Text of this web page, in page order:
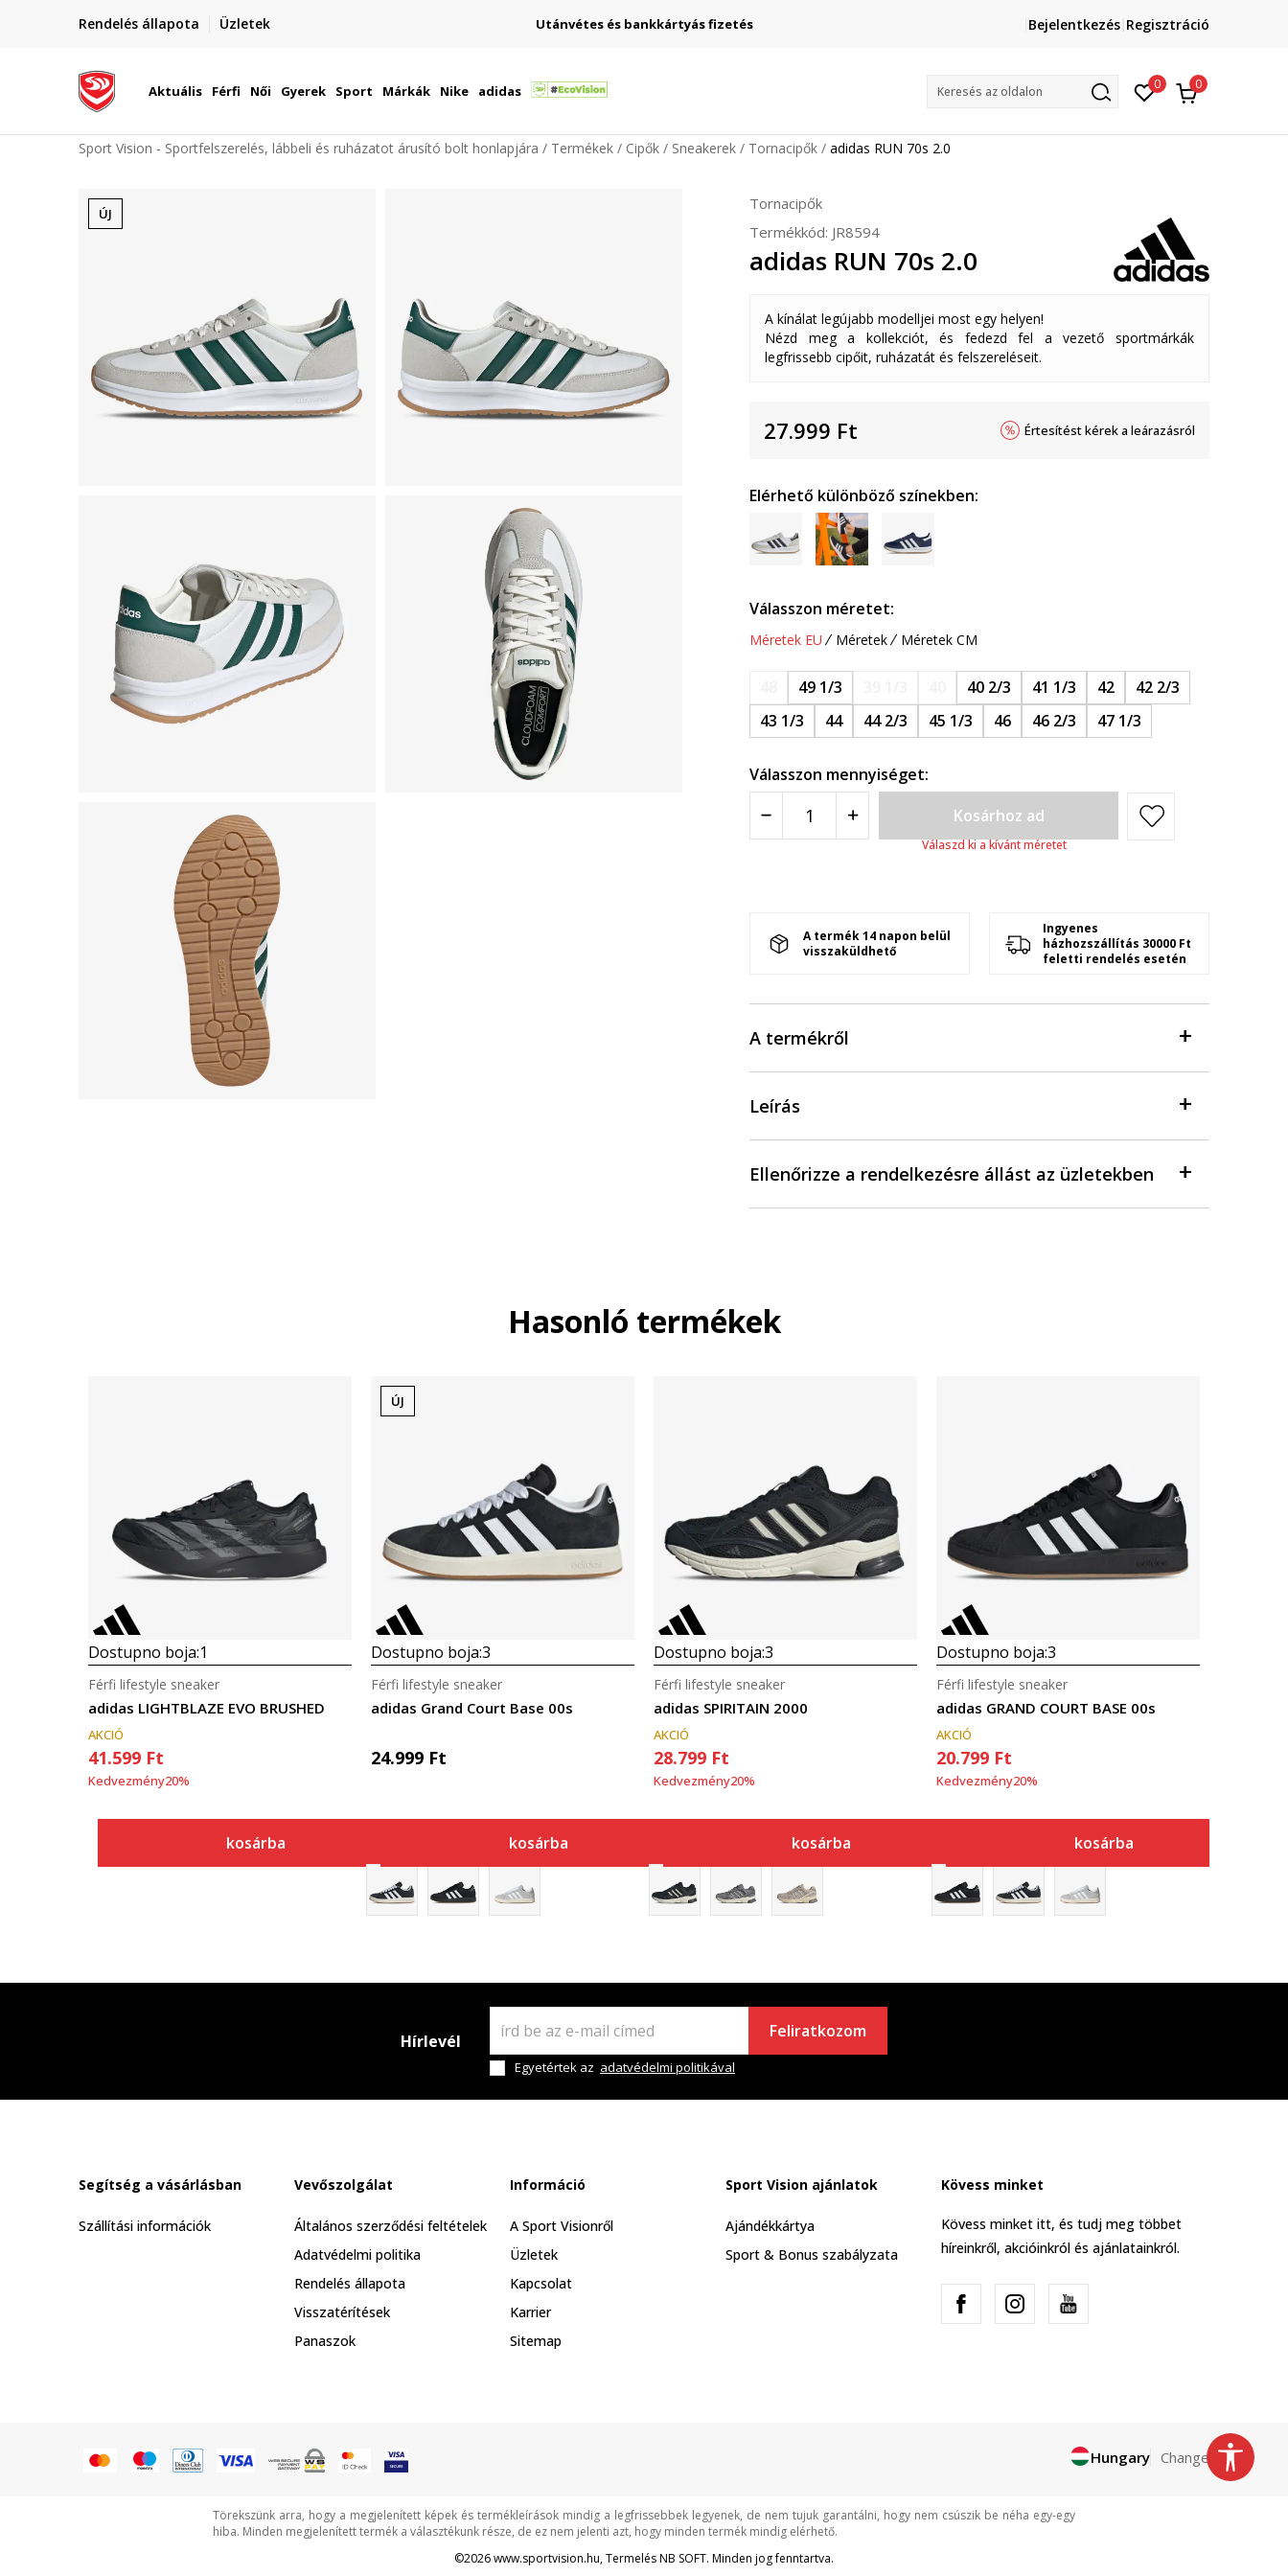
Rendelés állapota Üzletek
Szállítás Magyarország területén Utánvétes és bankkártyás fizetés
Lépj velünk kapcsolatba
online@sport-vision.huBejelentkezés Regisztráció
Aktuális Férfi Női Gyerek Sport Márkák Nike adidas Keresés az oldalon 0 0
Sport Vision - Sportfelszerelés, lábbeli és ruházatot árusító bolt honlapjára Termékek Cipők Sneakerek Tornacipők adidas RUN 70s 2.0
ÚJ
Tornacipők
Termékkód: JR8594
adidas RUN 70s 2.0
A kínálat legújabb modelljei most egy helyen!
Nézd meg a kollekciót, és fedezd fel a vezető sportmárkák
legfrissebb cipőit, ruházatát és felszereléseit.
27.999 Ft Értesítést kérek a leárazásról
Elérhető különböző színekben:
Válasszon méretet:
Méretek EU Méretek Méretek CM
49 1/3 40 2/3 41 1/3 42
42 2/3
43 1/3
44 44 2/3 45 1/3 46 46 2/3 47 1/3
Válasszon mennyiséget:
Kosárhoz ad
Válaszd ki a kívánt méretet
A termék 14 napon belül
visszaküldhető
Ingyenes
házhozszállítás 30000 Ft
feletti rendelés esetén
A termékről
Leírás
Ellenőrizze a rendelkezésre állást az üzletekben
Hasonló termékek
Dostupno boja:1
adidas LIGHTBLAZE EVO BRUSHED
Férfi lifestyle sneaker
AKCIÓ
41.599 Ft
Kedvezmény20%
kosárba
ÚJ
Dostupno boja:3
adidas Grand Court Base 00s
Férfi lifestyle sneaker
24.999 Ft
kosárba
Dostupno boja:3
adidas SPIRITAIN 2000
Férfi lifestyle sneaker
AKCIÓ
28.799 Ft
Kedvezmény20%
kosárba
Dostupno boja:3
adidas GRAND COURT BASE 00s
Férfi lifestyle sneaker
AKCIÓ
20.799 Ft
Kedvezmény20%
kosárba
Hírlevél Feliratkozom
Egyetértek az adatvédelmi politikával
Segítség a vásárlásban
Szállítási információk
Vevőszolgálat
Általános szerződési feltételek
Adatvédelmi politika
Rendelés állapota
Visszatérítések
Panaszok
Információ
A Sport Visionről
Üzletek
Kapcsolat
Karrier
Sitemap
Sport Vision ajánlatok
Ajándékkártya
Sport & Bonus szabályzata
Kövess minket
Kövess minket itt, és tudj meg többet
híreinkről, akcióinkról és ajánlatainkról.
Hungary Change
Törekszünk arra, hogy a megjelenített képek és termékleírások mindig a legfrissebbek legyenek, de nem tujuk garantálni, hogy nem csúszik be néha egy-egy
hiba. Minden megjelenített termék a választékunk része, de ez nem jelenti azt, hogy minden termék mindig elérhető.
©2026www.sportvision.hu, TermelésNB SOFT. Minden jog fenntartva.